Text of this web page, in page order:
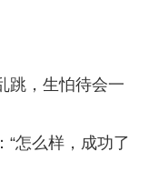
跳，生怕待会一
怎么样，成功了